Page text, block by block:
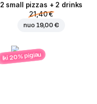
2 small pizzas + 2 drinks
21,40 €
nuo 19,00 €
iki 20% pigiau